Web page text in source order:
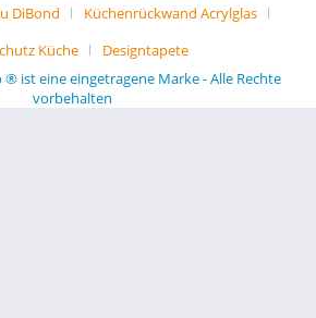
DiBond
Küchenrückwand Acrylglas
Küche
Designtapete
ist eine eingetragene Marke - Alle Rechte
vorbehalten